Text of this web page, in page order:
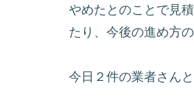
やめたとのことで見
たり、今後の進め方
今日２件の業者さん